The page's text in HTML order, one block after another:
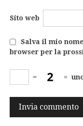
Sito web
Salva il mio
browser per la
− =